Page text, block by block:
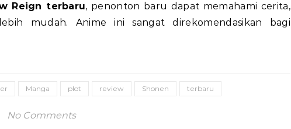
Reign terbaru, penonton baru dapat memahami cerita,
mudah. Anime ini sangat direkomendasikan bagi
Manga plot review Shonen terbaru
No Comments